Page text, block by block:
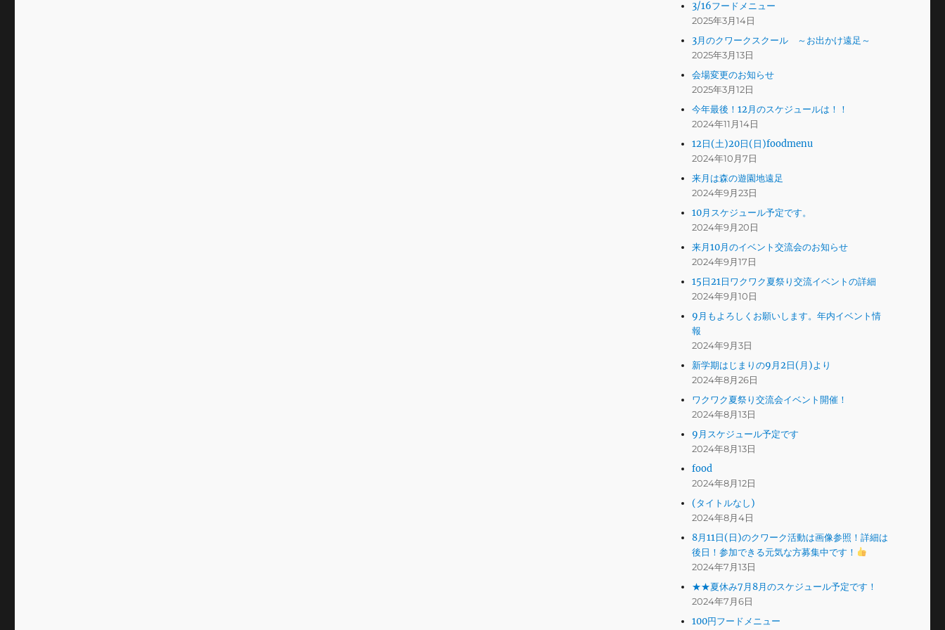
3/16フードメニュー
2025年3月14日
3月のクワークスクール ～お出かけ遠足～
2025年3月13日
会場変更のお知らせ
2025年3月12日
今年最後！12月のスケジュールは！！
2024年11月14日
12日(土)20日(日)foodmenu
2024年10月7日
来月は森の遊園地遠足
2024年9月23日
10月スケジュール予定です。
2024年9月20日
来月10月のイベント交流会のお知らせ
2024年9月17日
15日21日ワクワク夏祭り交流イベントの詳細
2024年9月10日
9月もよろしくお願いします。年内イベント情
報
2024年9月3日
新学期はじまりの9月2日(月)より
2024年8月26日
ワクワク夏祭り交流会イベント開催！
2024年8月13日
9月スケジュール予定です
2024年8月13日
food
2024年8月12日
(タイトルなし)
2024年8月4日
8月11日(日)のクワーク活動は画像参照！詳細は
後日！参加できる元気な方募集中です！
2024年7月13日
★★夏休み7月8月のスケジュール予定です！
2024年7月6日
100円フードメニュー